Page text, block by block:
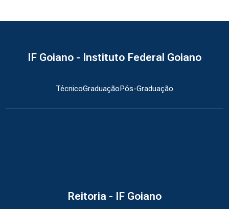
IF Goiano - Instituto Federal Goiano
TécnicoGraduação Pós-Graduação
Reitoria - IF Goiano